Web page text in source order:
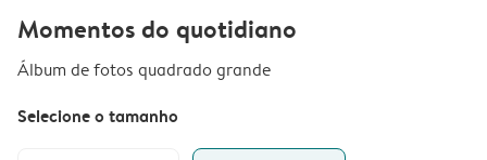
Momentos do quotidiano
Álbum de fotos quadrado grande
Selecione o tamanho